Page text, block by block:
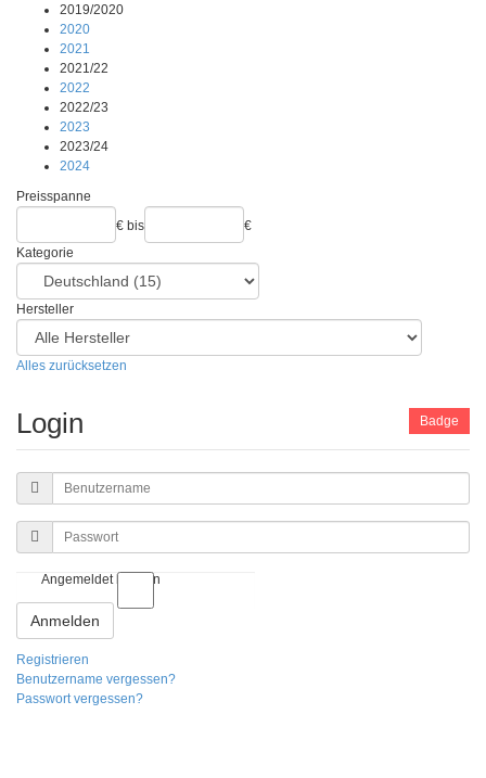
2019/2020
2020
2021
2021/22
2022
2022/23
2023
2023/24
2024
Preisspanne
€ bis
€
Kategorie
Hersteller
Alles zurücksetzen
Login
Benutzername
Passwort
Angemeldet bleiben
Anmelden
Registrieren
Benutzername vergessen?
Passwort vergessen?
Badge